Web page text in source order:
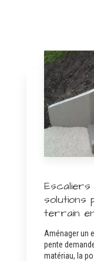
solutions
terrain
Aménager un
pente
matériau, la